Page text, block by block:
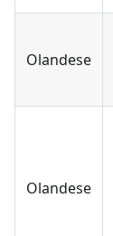
Olandese
Olandese